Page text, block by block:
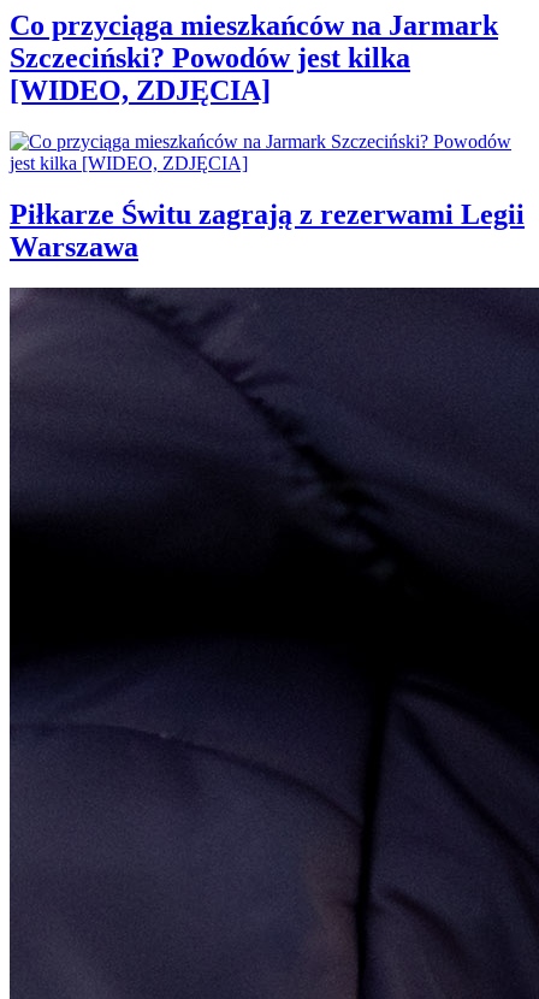
Co przyciąga mieszkańców na Jarmark
Szczeciński? Powodów jest kilka
[WIDEO, ZDJĘCIA]
Piłkarze Świtu zagrają z rezerwami Legii
Warszawa